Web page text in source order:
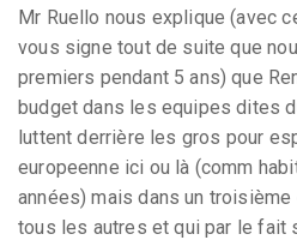
Mr Ruello nous explique (avec
vous signe tout de suite que
premiers pendant 5 ans) que
budget dans les equipes dites
luttent derrière les gros pour
europeenne ici ou là (comm
années) mais dans un troisième
tous les autres et qui par le fait